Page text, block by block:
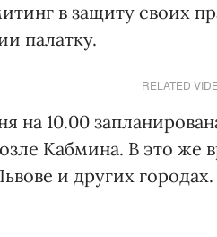
в защиту своих
палатку.
RELATED
на 10.00
Кабмина. В это же
и других городах.